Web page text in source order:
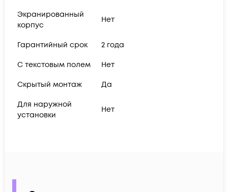
Экранированный
корпус
Нет
Гарантийный срок 2 года
С текстовым полем Нет
Скрытый монтаж Да
Для наружной
установки
Нет